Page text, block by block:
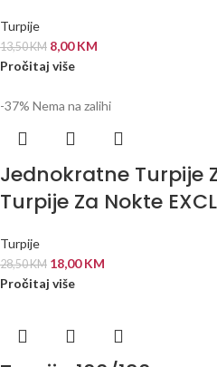
Turpije
13,50KM 8,00KM
Pročitaj više
-37% Nema na zalihi
Jednokratne Turpije
Turpije Za Nokte
Turpije
28,50KM 18,00KM
Pročitaj više